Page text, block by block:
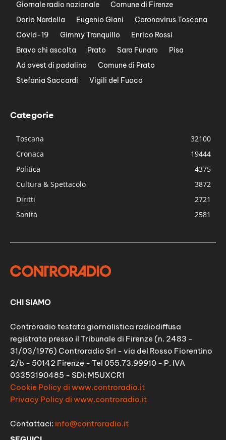
Giornale radio nazionale
Comune di Firenze
Dario Nardella
Eugenio Giani
Coronavirus Toscana
Covid-19
Gimmy Tranquillo
Enrico Rossi
Bravo chi ascolta
Prato Sara Funaro
Pisa
Ad ovest di padalino
Comune di Prato
Stefania Saccardi
Vigili del Fuoco
Categorie
Toscana
32100
Cronaca
19444
Politica
4375
Cultura & Spettacolo
3872
Diritti
2721
Sanità
2581
CHI SIAMO
Controradio testata giornalistica radiodiffusa
registrata presso il Tribunale di Firenze (n. 2483 -
31/03/1976) Controradio Srl - via del Rosso Fiorentino
2/b - 50142 Firenze - Tel 055.73.99910 - P. IVA
03353190485 - SDI: M5UXCR1
Cookie Policy di www.controradio.it
Privacy Policy di www.controradio.it
Contattaci: info@controradio.it